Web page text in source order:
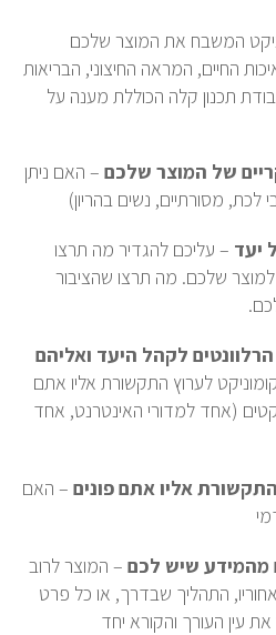
המשבח את המוצר שלכם
המראה החיצוני, הבריאות
קלה הכוללת מענה על
של המוצר שלכם– האם ניתן
מסורתיים, נשים בהריון)
– עליכם להגדיר מה תרצו
שלכם. מה תרצו שהציבור
לקהל היעד ואליהם
לערוץ התקשורת אליו אתם
(אחד למדורי האינטרנט, אחד
אליו אתם פונים– האם
שיש לכם– המוצר לרוב
התהליך שבדרך, או כל פרט
העורך והקורא יחד